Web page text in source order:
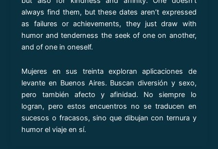
always find them, but these dates aren’t expressed
as failures or achievements, they just draw with
humor and tenderness the seek of one on another,
and of one in oneself.
Mujeres en sus treinta exploran aplicaciones de
levante en Buenos Aires. Buscan diversión y sexo,
pero también afecto y afinidad. No siempre lo
logran, pero estos encuentros no se traducen en
sucesos o fracasos, sino que dibujan con ternura y
humor el viaje en sí.